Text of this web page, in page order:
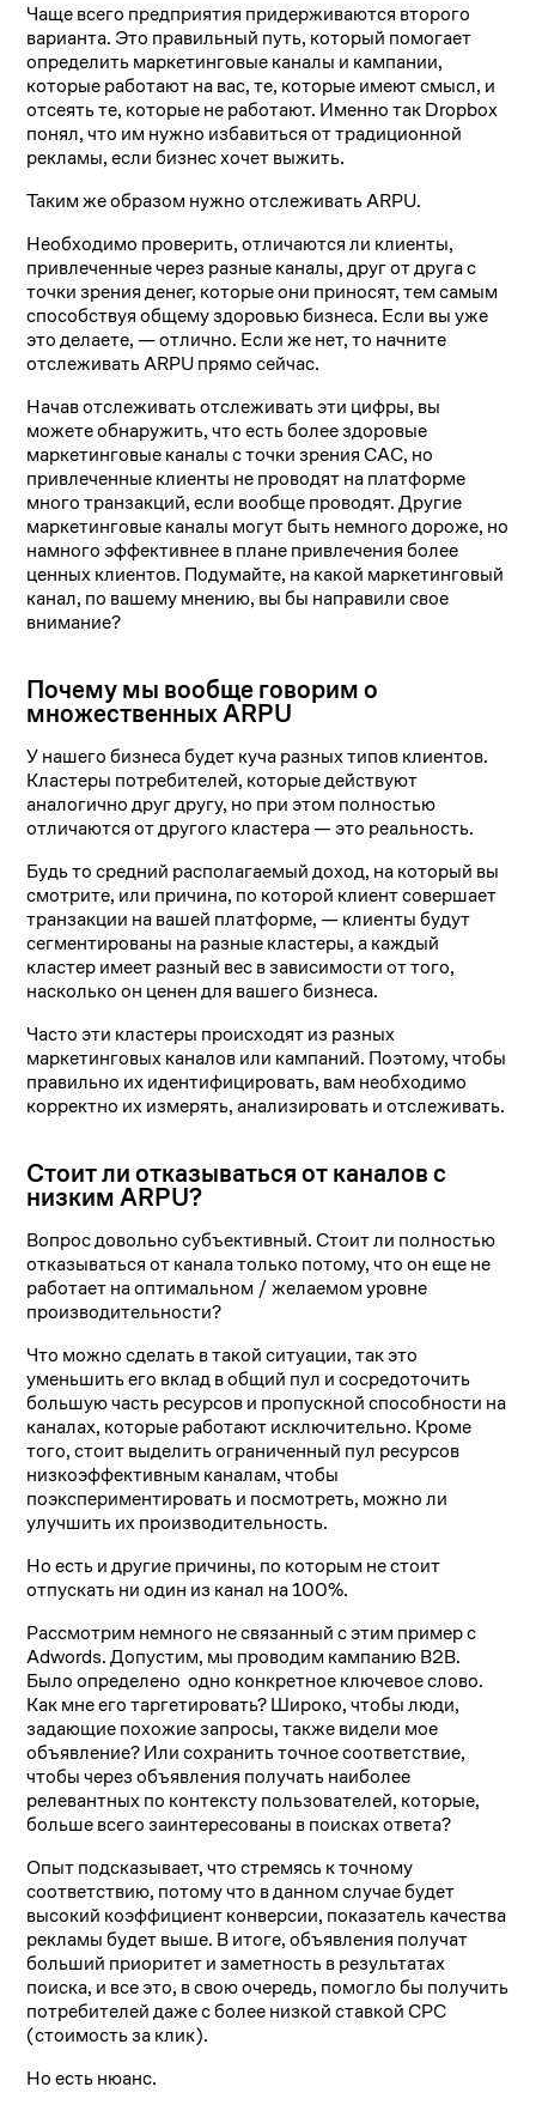
Чаще всего предприятия придерживаются второго
варианта. Это правильный путь, который помогает
определить маркетинговые каналы и кампании,
которые работают на вас, те, которые имеют смысл, и
отсеять те, которые не работают. Именно так Dropbox
понял, что им нужно избавиться от традиционной
рекламы, если бизнес хочет выжить.
Таким же образом нужно отслеживать ARPU.
Необходимо проверить, отличаются ли клиенты,
привлеченные через разные каналы, друг от друга с
точки зрения денег, которые они приносят, тем самым
способствуя общему здоровью бизнеса. Если вы уже
это делаете, — отлично. Если же нет, то начните
отслеживать ARPU прямо сейчас.
Начав отслеживать отслеживать эти цифры, вы
можете обнаружить, что есть более здоровые
маркетинговые каналы с точки зрения CAC, но
привлеченные клиенты не проводят на платформе
много транзакций, если вообще проводят. Другие
маркетинговые каналы могут быть немного дороже, но
намного эффективнее в плане привлечения более
ценных клиентов. Подумайте, на какой маркетинговый
канал, по вашему мнению, вы бы направили свое
внимание?
Почему мы вообще говорим о
множественных ARPU
У нашего бизнеса будет куча разных типов клиентов.
Кластеры потребителей, которые действуют
аналогично друг другу, но при этом полностью
отличаются от другого кластера — это реальность.
Будь то средний располагаемый доход, на который вы
смотрите, или причина, по которой клиент совершает
транзакции на вашей платформе, — клиенты будут
сегментированы на разные кластеры, а каждый
кластер имеет разный вес в зависимости от того,
насколько он ценен для вашего бизнеса.
Часто эти кластеры происходят из разных
маркетинговых каналов или кампаний. Поэтому, чтобы
правильно их идентифицировать, вам необходимо
корректно их измерять, анализировать и отслеживать.
Стоит ли отказываться от каналов с
низким ARPU?
Вопрос довольно субъективный. Стоит ли полностью
отказываться от канала только потому, что он еще не
работает на оптимальном / желаемом уровне
производительности?
Что можно сделать в такой ситуации, так это
уменьшить его вклад в общий пул и сосредоточить
большую часть ресурсов и пропускной способности на
каналах, которые работают исключительно. Кроме
того, стоит выделить ограниченный пул ресурсов
низкоэффективным каналам, чтобы
поэкспериментировать и посмотреть, можно ли
улучшить их производительность.
Но есть и другие причины, по которым не стоит
отпускать ни один из канал на 100%.
Рассмотрим немного не связанный с этим пример с
Adwords. Допустим, мы проводим кампанию B2B.
Было определено одно конкретное ключевое слово.
Как мне его таргетировать? Широко, чтобы люди,
задающие похожие запросы, также видели мое
объявление? Или сохранить точное соответствие,
чтобы через объявления получать наиболее
релевантных по контексту пользователей, которые,
больше всего заинтересованы в поисках ответа?
Опыт подсказывает, что стремясь к точному
соответствию, потому что в данном случае будет
высокий коэффициент конверсии, показатель качества
рекламы будет выше. В итоге, объявления получат
больший приоритет и заметность в результатах
поиска, и все это, в свою очередь, помогло бы получить
потребителей даже с более низкой ставкой CPC
(стоимость за клик).
Но есть нюанс.